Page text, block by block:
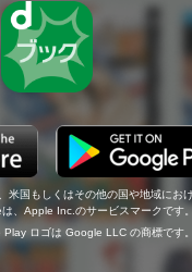
米国もしくはその他の国や地域にお
、Apple Inc.のサービスマークです。
ロゴは Google LLC の商標です。